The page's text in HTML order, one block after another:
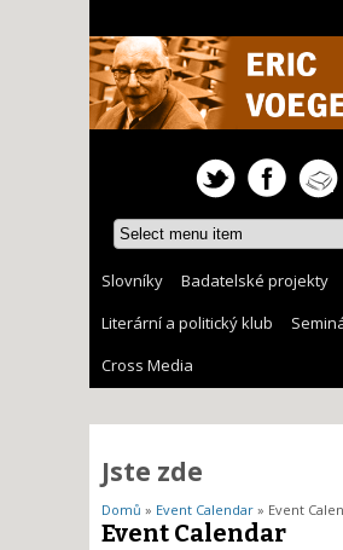
Slovníky
Badatelské projekty
Literární a politický klub
Cross Media
Jste zde
Domů » Event Calendar » Event
Event Calendar